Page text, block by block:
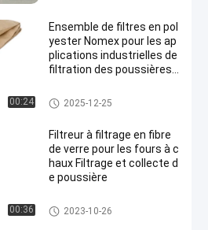
00:24
Ensemble de filtres en pol
yester Nomex pour les ap
plications industrielles de
filtration des poussières
à l'air supérieure et une ré
sistance aux températur
Sacs filtrants pour collecteur d
e poussière
2025-12-25
00:36
Filtreur à filtrage en fibre
de verre pour les fours à c
haux Filtrage et collecte d
e poussière
sacs à filtres en fibre de verre
2023-10-26